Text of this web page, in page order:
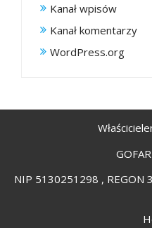
Kanał wpisów
Kanał komentarzy
WordPress.org
NIP 5130251298 , REGON